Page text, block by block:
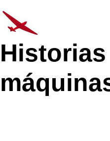
al
contenido